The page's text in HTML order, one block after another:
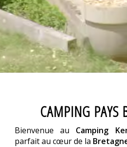
CAMPING PAYS
Bienvenue au Camping
parfait au cœur de la